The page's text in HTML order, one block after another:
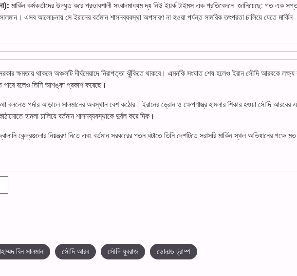
মার্কিন কর্মকর্তাদের উদ্ধৃত করে প্রভাবশালী সংবাদমাধ্যম দ্য নিউ ইয়র্ক টাইমস এক প্রতিবেদনে জানিয়েছে: গত এক
এসব আলোচনায় সে ইরানের বর্তমান শাসনব্যবস্থা অপসারণ না হওয়া পর্যন্ত সামরিক তৎপরতা চালিয়ে যেতে মার্কিন
সরকার ক্ষমতায় থাকলে অঞ্চলটি দীর্ঘমেয়াদে নিরাপত্তা ঝুঁকিতে থাকবে। এমনকি সংঘাত শেষ হলেও ইরান সৌদি আরবকে লক্ষ্য
পারে বলেও তিনি আশঙ্কা প্রকাশ করেছে।
বললেও পর্দার আড়ালে সালমানের অবস্থান বেশ কঠোর। ইরানের ড্রোন ও ক্ষেপণাস্ত্র হামলার শিকার হওয়া সৌদি আরবের
হামলা চালিয়ে বর্তমান শাসনব্যবস্থাকে দুর্বল করে দিক।
কেন্দ্রগুলোর নিয়ন্ত্রণ নিতে এবং বর্তমান সরকারের পতন ঘটাতে তিনি দেশটিতে সরাসরি মার্কিন স্থল অভিযানের পক্ষে মত
বিন সালমান সৌদি আরব সৌদি যুবরাজ ডোনাল্ড ট্রাম্প